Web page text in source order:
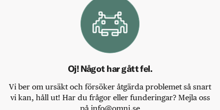
Oj! Något har gått fel.
Vi ber om ursäkt och försöker åtgärda problemet så snart
vi kan, håll ut! Har du frågor eller funderingar? Mejla oss